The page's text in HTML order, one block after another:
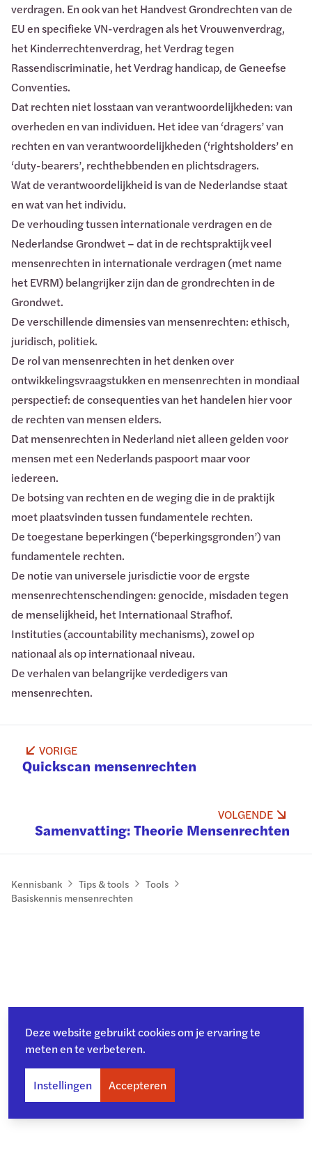
verdragen. En ook van het Handvest Grondrechten van de
EU en specifieke VN-verdragen als het Vrouwenverdrag,
het Kinderrechtenverdrag, het Verdrag tegen
Rassendiscriminatie, het Verdrag handicap, de Geneefse
Conventies.
Dat rechten niet losstaan van verantwoordelijkheden: van
overheden en van individuen. Het idee van ‘dragers’ van
rechten en van verantwoordelijkheden (‘rightsholders’ en
‘duty-bearers’, rechthebbenden en plichtsdragers.
Wat de verantwoordelijkheid is van de Nederlandse staat
en wat van het individu.
De verhouding tussen internationale verdragen en de
Nederlandse Grondwet – dat in de rechtspraktijk veel
mensenrechten in internationale verdragen (met name
het EVRM) belangrijker zijn dan de grondrechten in de
Grondwet.
De verschillende dimensies van mensenrechten: ethisch,
juridisch, politiek.
De rol van mensenrechten in het denken over
ontwikkelingsvraagstukken en mensenrechten in mondiaal
perspectief: de consequenties van het handelen hier voor
de rechten van mensen elders.
Dat mensenrechten in Nederland niet alleen gelden voor
mensen met een Nederlands paspoort maar voor
iedereen.
De botsing van rechten en de weging die in de praktijk
moet plaatsvinden tussen fundamentele rechten.
De toegestane beperkingen (‘beperkingsgronden’) van
fundamentele rechten.
De notie van universele jurisdictie voor de ergste
mensenrechtenschendingen: genocide, misdaden tegen
de menselijkheid, het Internationaal Strafhof.
Instituties (accountability mechanisms), zowel op
nationaal als op internationaal niveau.
De verhalen van belangrijke verdedigers van
mensenrechten.
VORIGE
Quickscan mensenrechten
VOLGENDE
Samenvatting: Theorie Mensenrechten
Kennisbank Tips & tools
Tools
Basiskennis mensenrechten
Deze website gebruikt cookies om je ervaring te
meten en te verbeteren.
Instellingen Accepteren